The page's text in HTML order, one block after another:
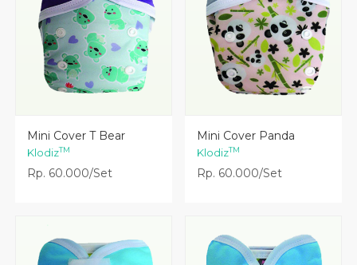
Lihat Detail
Mini Cover T Bear
KlodizTM
Rp. 60.000/Set
Lihat Detail
Mini Cover Panda
KlodizTM
Rp. 60.000/Set